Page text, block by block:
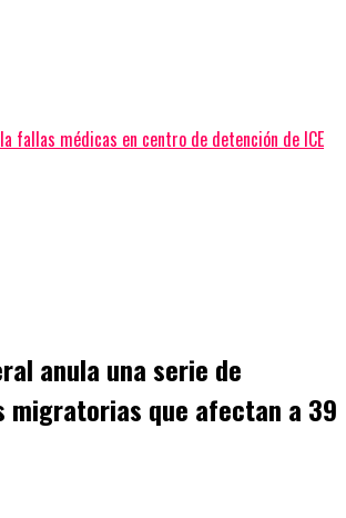
fallas médicas en centro de detención de ICE
anula una serie de
que afectan a 39